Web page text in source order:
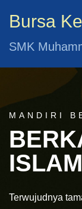
Bursa
SMK
MANDIRI
Terwujudnya